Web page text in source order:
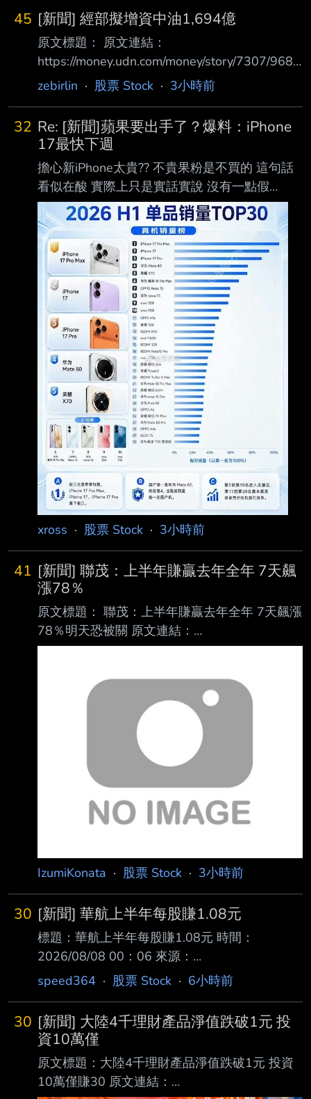
028?utm_source=facebook&utm_medium=
ednmoney&utm_campaign=fanpage_post&fbcl
id=IwdGRjcATmNjpwZG9mBWZkaWQWUM
M0agaEHf
XZYoOeOeAFlRyNU8wUymV4dG4DYW
45 [新聞] 經部擬增資中油1,694億
原文標題： 原文連結：
https://money.udn.com/money/story/7307/9680
855 發布時間： 2026/08/10 02:29:51 記者署
戰爭開打，中油站在穩定民生物價第一線， 元
預算；另3,000億元專案融資已獲行政院同意。
據了解，經濟部亦向行政院爭取2026年追加預
算撥補中油和台電。經濟部對於中油和台電撥
補規劃是「打包一起看」，包括將中油汽柴油
價、桶裝瓦斯、工業用天然氣應調未調部分、
未漲足部分，及中油調漲電業氣
zebirlin · 股票 Stock · 3小時前
32 Re: [新聞]蘋果要出手了？爆料：iPhone
17最快下週
擔心新iPhone太貴?? 不貴果粉是不買的 這句話
看似在酸 實際上只是實話實說 沒有一點假
https://i.imgur.com/ViTYSVm.jpeg 今年2026上
半年中國手機銷量 前三名全是iPhone 17 遙遙領
先 而且最貴的iPhone 17 Pro Max在自家人中又
遙遙領先 (橫軸第一名訂為100%寬 按相對比例
決定第N名bar有多寬) 就就就算iPhone 18太太
太貴 那也只會造成6隻手機(17三隻 18三隻)霸
榜 第四季 消費者願意花大錢 有也只有蘋果新機
其他洗洗睡吧 --
xross · 股票 Stock · 3小時前
41 [新聞] 聯茂：上半年賺贏去年全年 7天飆
漲78％
原文標題： 聯茂：上半年賺贏去年全年 7天飆漲
78％明天恐被關 原文連結：
https://ec.ltn.com.tw/article/breakingnews/5534
記者卓怡君／台北報導 原文內容： 銅箔基板
（CCL）廠聯茂（6213）在高階銅箔基板出貨
大增下，加上漲價效應，第二季毛利 率與獲利
跳增，第二季每股稅後盈餘3.52元，上半年每股
稅後盈餘4.39元已超越去年全年的 4.16元，亞
系外資調升其目標價，從333元大幅升至600
IzumiKonata · 股票 Stock · 3小時前
30 [新聞] 華航上半年每股賺1.08元
標題：華航上半年每股賺1.08元 時間：
2026/08/08 00：06 來源：
https://reurl.cc/zOr9E6 記者：邱馨儀 內文： 華
收1,208.15億元，創歷史新高，合併營業淨利
91.01億元，稅後純益65.82億元，EPS 1.08
元，獲利及EPS創歷年同期次高。航空貨運價量
齊揚，華航貨運機隊規模達18架，成為最大受惠
業者。 華航第2季合併營收638.18億元，年增率
speed364 · 股票 Stock · 6小時前
30 [新聞] 大陸4千理財產品淨值跌破1元 投
資10萬僅
原文標題：大陸4千理財產品淨值跌破1元 投資
10萬僅賺30 原文連結：